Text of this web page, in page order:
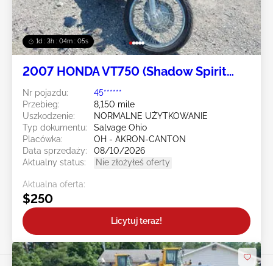
1d : 3h : 04m : 02s
2007 HONDA VT750 (Shadow Spirit
750) 2
Nr pojazdu:
45******
Przebieg:
8,150 mile
Uszkodzenie:
NORMALNE UŻYTKOWANIE
Typ dokumentu:
Salvage Ohio
Placówka:
OH - AKRON-CANTON
Data sprzedaży:
08/10/2026
Aktualny status:
Nie złożyłeś oferty
Aktualna oferta:
$250
Licytuj teraz!